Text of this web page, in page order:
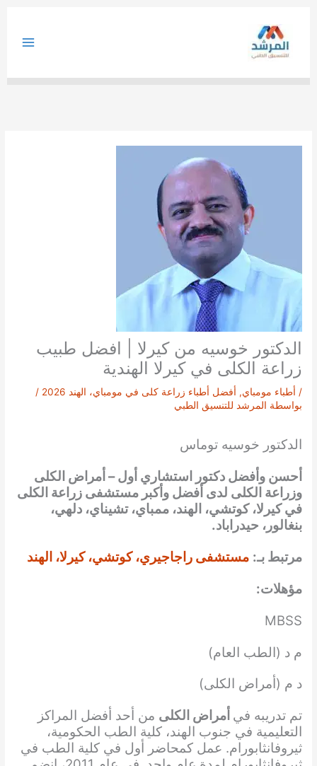
الدكتور خوسيه من كيرلا | افضل طبيب
زراعة الكلى في كيرلا الهندية
/ أطباء مومباي, أفضل أطباء زراعة كلى في مومباي، الهند 2026
/
بواسطة المرشد للتنسيق الطبي
الدكتور خوسيه توماس
أحسن وأفضل دكتور استشاري أول – أمراض الكلى
وزراعة الكلى لدى أفضل وأكبر مستشفى زراعة الكلى
في كيرلا، كوتشي، الهند، ممباي، تشيناي، دلهي،
بنغالور، حيدراباد.
مرتبط بـ: مستشفى راجاجيري، كوتشي، كيرلا، الهند
مؤهلات:
MBSS
م د (الطب العام)
د م (أمراض الكلى)
تم تدريبه في أمراض الكلى من أحد أفضل المراكز
التعليمية في جنوب الهند، كلية الطب الحكومية،
ثيروفانثابورام. عمل كمحاضر أول في كلية الطب في